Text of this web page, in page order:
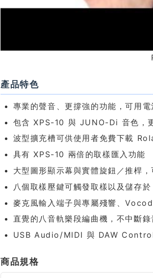
產品特色
專業的聲音、更撐強的功能，可用
包含 XPS-10 與 JUNO-Di 音色，
波型擴充槽可供使用者免費下載
具有 XPS-10 兩倍的取樣匯入功能
大型圖形顯示幕與實體旋鈕／推桿
八個取樣壓鍵可觸發取樣以及儲存
麥克風輸入端子與專屬殘響、
直覺的八音軌樂段編曲機，不中斷
USB Audio/MIDI 與 DAW
商品規格